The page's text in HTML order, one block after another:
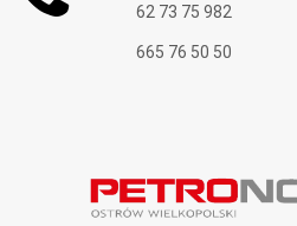
62 73 75 982
665 76 50 50